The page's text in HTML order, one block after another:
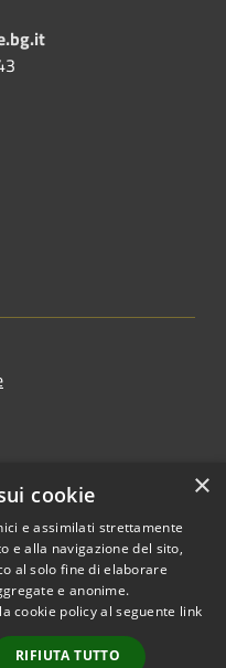
Copyright © 2026 • Comune di
Antegnate • Powered by
Municipium•
Accesso
×
cookie
e assimilati strettamente
e alla navigazione del sito,
al solo fine di elaborare
e anonime.
cookie policy al seguente link
RIFIUTA TUTTO